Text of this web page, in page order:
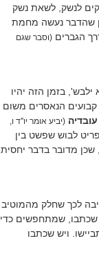
לנשק, לשאת נשק
שהדבר נעשה מחמת
הגברים (וסבר שגם
בזמן הזה יהיו
קבועים הנאסרים משום
(יביע אומר יו''ד ו,
לבוש שפשט בין
שכן מדובר בדבר יחסית
לכך שחלק מהמוטיב
שכתבו, שמתחפשים כדי
ויש שכתבו